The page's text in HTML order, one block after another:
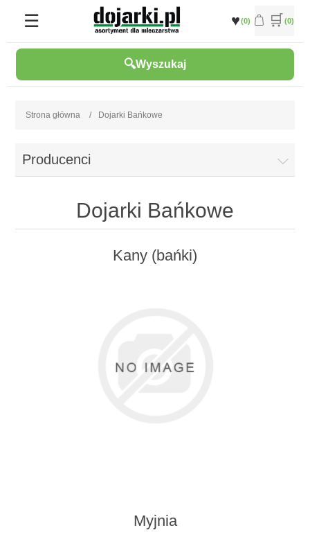
(0) (0)
Wyszukaj
Strona główna / Dojarki Bańkowe
Producenci
Dojarki Bańkowe
Kany (bańki)
Myjnia